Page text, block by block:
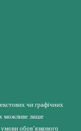
чи графічних
можливе лише
обов’язкового